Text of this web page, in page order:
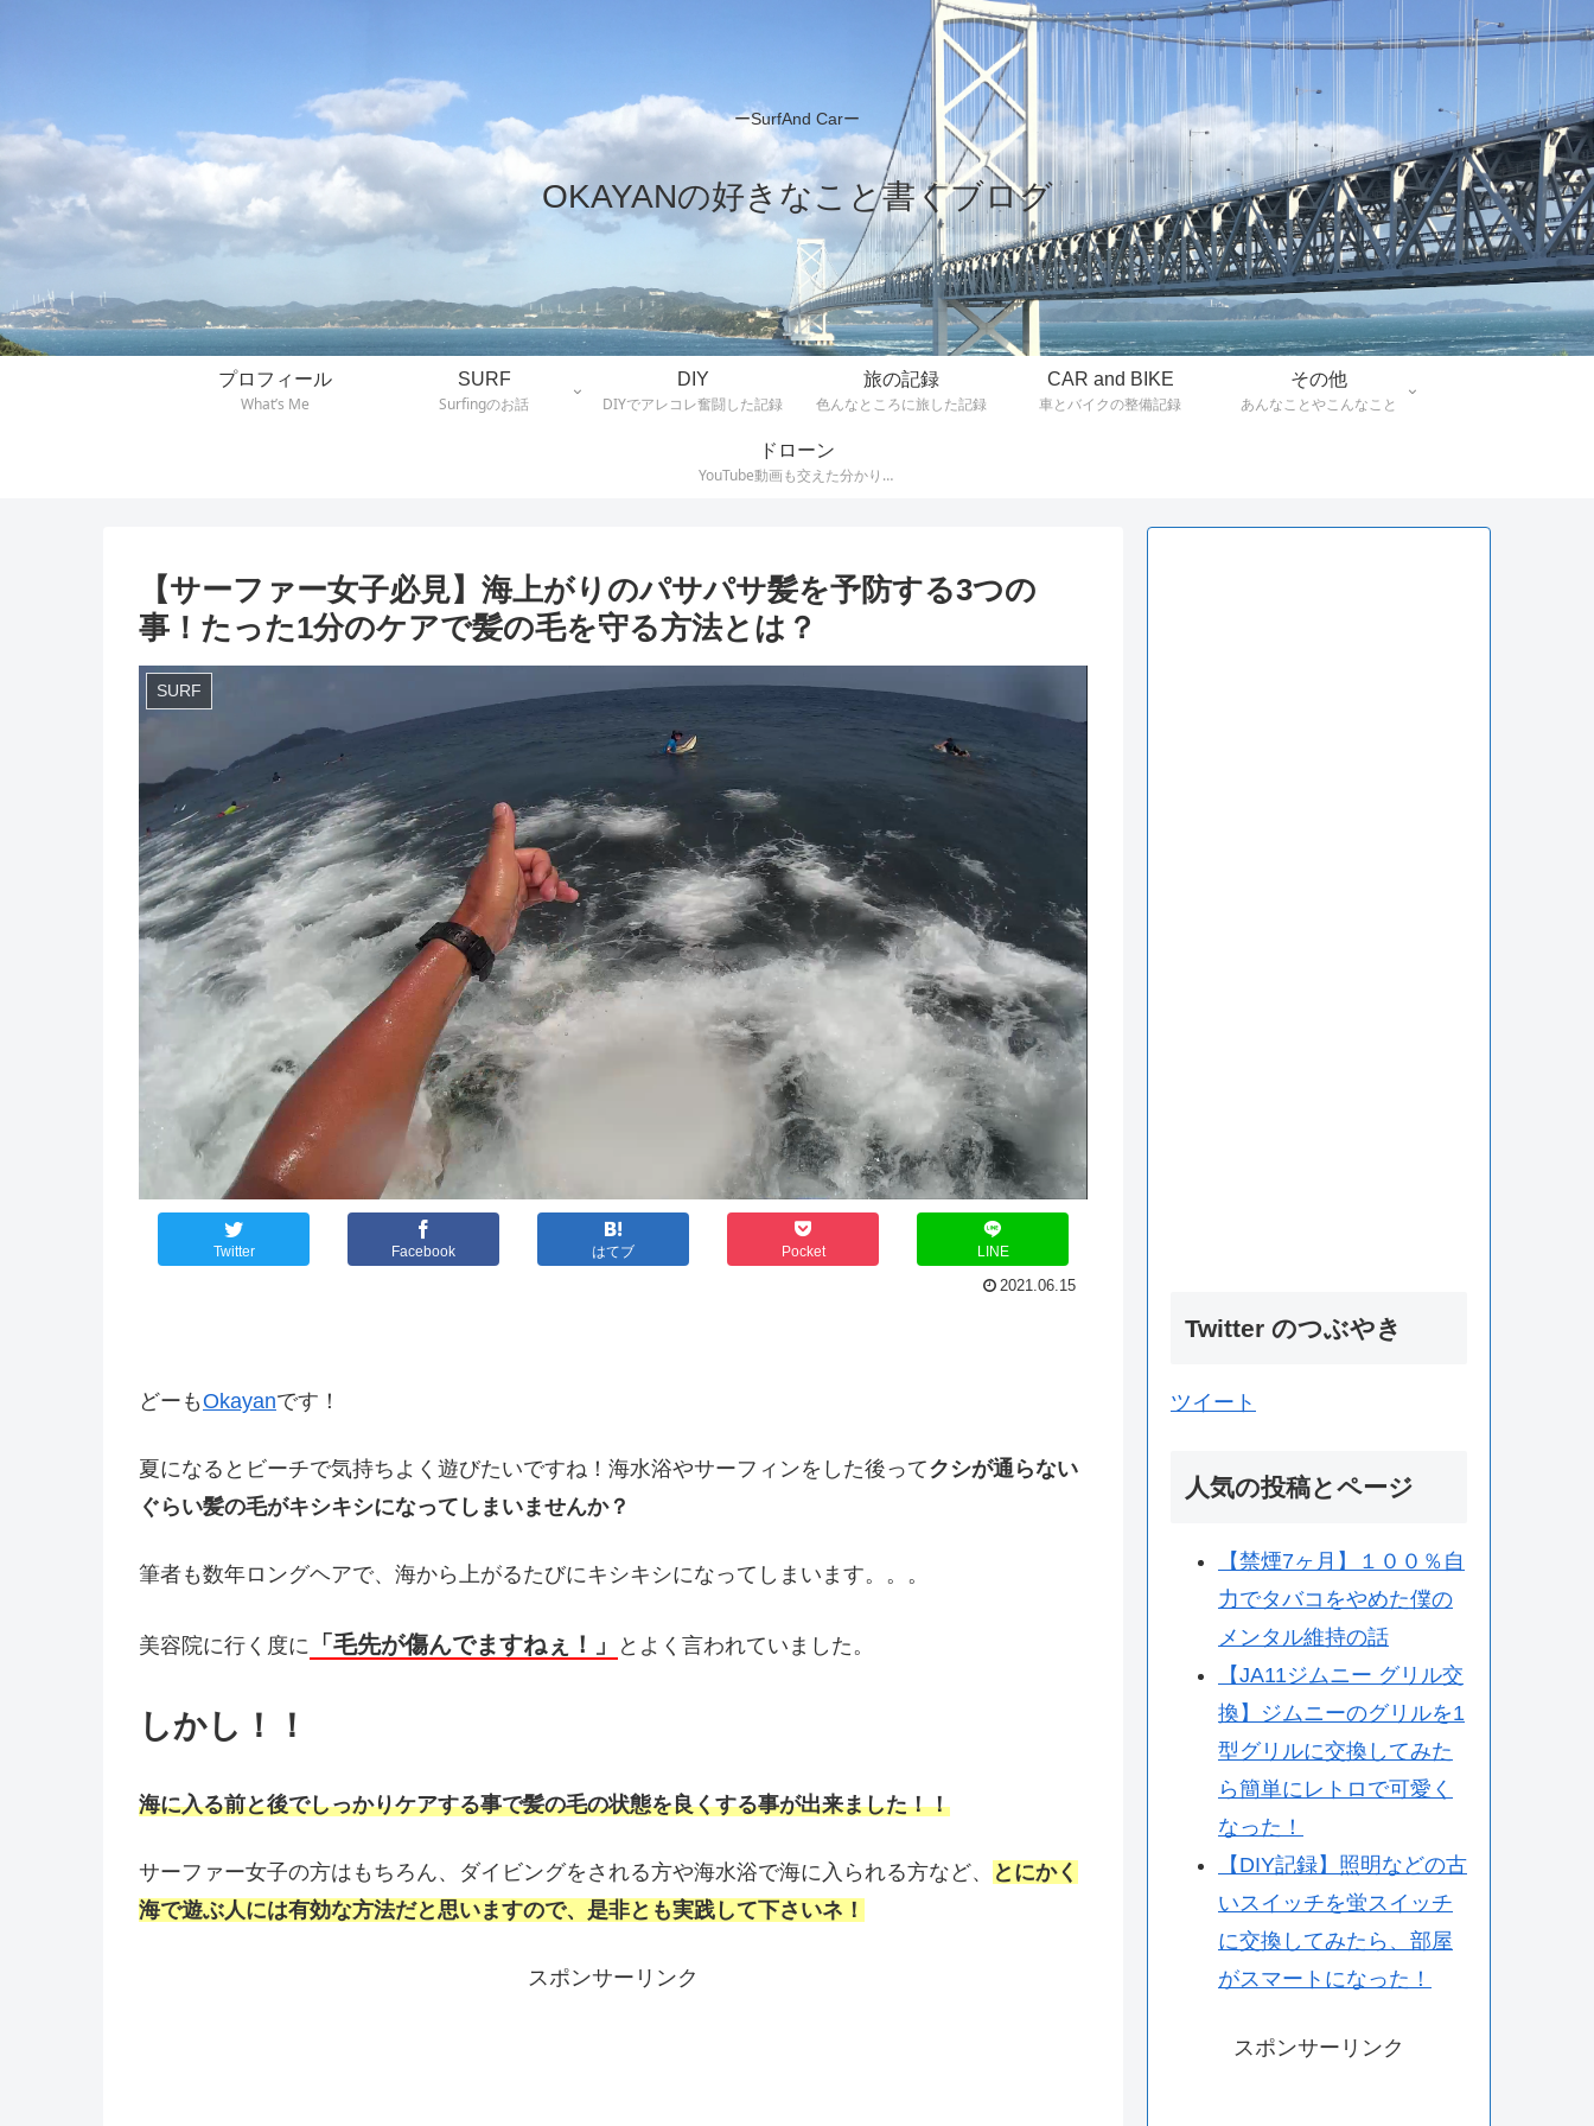
ーSurfAnd Carー
OKAYANの好きなこと書くブログ
プロフィール
What’s Me
SURF
Surfingのお話
DIY
DIYでアレコレ奮闘した記録
旅の記録
色んなところに旅した記録
CAR and BIKE
車とバイクの整備記録
その他
あんなことやこんなこと
ドローン
YouTube動画も交えた分かりや
【サーファー女子必見】海上がりのパサパサ髪を予防する3つの
事！たった1分のケアで髪の毛を守る方法とは？
SURF
Twitter Facebook はてブ Pocket LINE
2021.06.15
どーもOkayanです！
夏になるとビーチで気持ちよく遊びたいですね！海水浴やサーフィンをした後ってクシが通らない
ぐらい髪の毛がキシキシになってしまいませんか？
筆者も数年ロングヘアで、海から上がるたびにキシキシになってしまいます。。。
美容院に行く度に 「毛先が傷んでますねぇ！」 とよく言われていました。
しかし！！
海に入る前と後でしっかりケアする事で髪の毛の状態を良くする事が出来ました！！
サーファー女子の方はもちろん、ダイビングをされる方や海水浴で海に入られる方など、
とにかく
海で遊ぶ人には有効な方法だと思いますので、是非とも実践して下さいネ！
スポンサーリンク
Twitter のつぶやき
ツイート
人気の投稿とページ
【禁煙7ヶ月】１００％自
力でタバコをやめた僕の
メンタル維持の話
【JA11ジムニー グリル交
換】ジムニーのグリルを1
型グリルに交換してみた
ら簡単にレトロで可愛く
なった！
【DIY記録】照明などの古
いスイッチを蛍スイッチ
に交換してみたら、部屋
がスマートになった！
スポンサーリンク